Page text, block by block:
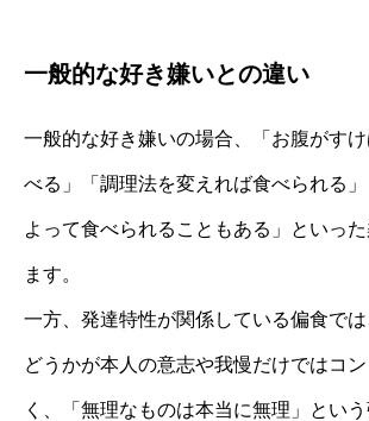
一般的な好き嫌いとの違い
一般的な好き嫌いの場合、「お腹がす
べる」「調理法を変えれば食べられる
よって食べられることもある」といっ
ます。
一方、発達特性が関係している偏食で
どうかが本人の意志や我慢だけではコン
く、「無理なものは本当に無理」とい